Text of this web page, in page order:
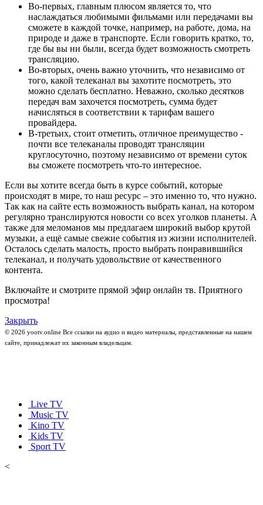
Во-первых, главным плюсом является то, что
наслаждаться любимыми фильмами или передачами вы
сможете в каждой точке, например, на работе, дома, на
природе и даже в транспорте. Если говорить кратко, то,
где бы вы ни были, всегда будет возможность смотреть
трансляцию.
Во-вторых, очень важно уточнить, что независимо от
того, какой телеканал вы захотите посмотреть, это
можно сделать бесплатно. Неважно, сколько десятков
передач вам захочется посмотреть, сумма будет
начисляться в соответствии к тарифам вашего
провайдера.
В-третьих, стоит отметить, отличное преимущество -
почти все телеканалы проводят трансляции
круглосуточно, поэтому независимо от времени суток
вы сможете посмотреть что-то интересное.
Если вы хотите всегда быть в курсе событий, которые
происходят в мире, то наш ресурс – это именно то, что нужно.
Так как на сайте есть возможность выбрать канал, на котором
регулярно транслируются новости со всех уголков планеты. А
также для меломанов мы предлагаем широкий выбор крутой
музыки, а ещё самые свежие события из жизни исполнителей.
Осталось сделать малость, просто выбрать понравившийся
телеканал, и получать удовольствие от качественного
контента.
Включайте и смотрите прямой эфир онлайн тв. Приятного
просмотра!
Закрыть
© 2026 yootv.online Все ссылки на аудио и видео материалы, представленные на нашем
сайте, принадлежат их законным владельцам.
Live TV
Music TV
Kino TV
Kids TV
Sport TV
<